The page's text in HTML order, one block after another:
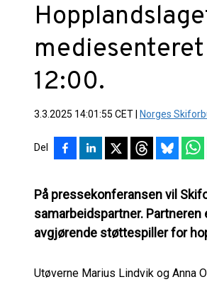
12:00.
3.3.2025 14:01:55 CET Norges
Del
På pressekonferansen vil
samarbeidspartner.
avgjørende støttespiller for
Utøverne Marius Lindvik og Anna